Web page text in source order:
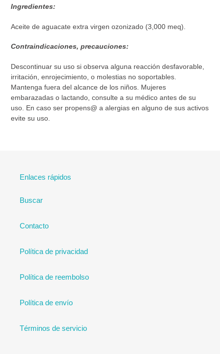
Ingredientes:
Aceite de aguacate extra virgen ozonizado (3,000 meq).
Contraindicaciones, precauciones:
Descontinuar su uso si observa alguna reacción desfavorable,
irritación, enrojecimiento, o molestias no soportables.
Mantenga fuera del alcance de los niños. Mujeres
embarazadas o lactando, consulte a su médico antes de su
uso. En caso ser propens@ a alergias en alguno de sus activos
evite su uso.
Enlaces rápidos
Buscar
Contacto
Política de privacidad
Política de reembolso
Política de envío
Términos de servicio